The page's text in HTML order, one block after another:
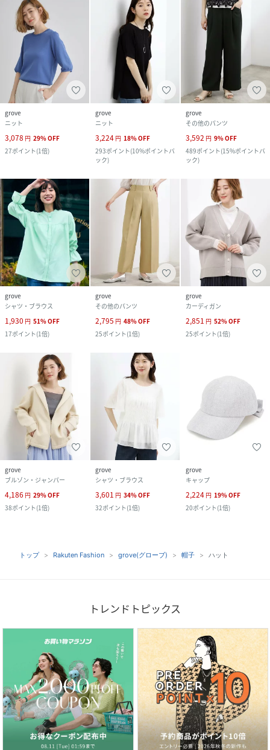
grove
ニット
3,078 円 29%OFF
27ポイント(1倍)
grove
ニット
3,224 円 18%OFF
293ポイント(10%ポイントバ
ック)
grove
その他のパンツ
3,592 円 9%OFF
489ポイント(15%ポイントバ
ック)
grove
シャツ・ブラウス
1,930 円 51%OFF
17ポイント(1倍)
grove
その他のパンツ
2,795 円 48%OFF
25ポイント(1倍)
grove
カーディガン
2,851 円 52%OFF
25ポイント(1倍)
grove
ブルゾン・ジャンパー
4,186 円 29%OFF
38ポイント(1倍)
grove
シャツ・ブラウス
3,601 円 34%OFF
32ポイント(1倍)
grove
キャップ
2,224 円 19%OFF
20ポイント(1倍)
トップ Rakuten Fashion grove(グローブ) 帽子 ハット
トレンドトピックス